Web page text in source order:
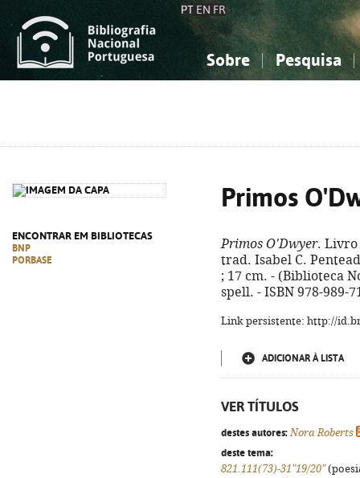
PT EN FR
Sobre Pesquisa
ENCONTRAR EM BIBLIOTECAS
BNP
PORBASE
Primos
Primos O'Dwyer. Livro
trad. Isabel C.
; 17 cm. - (Biblioteca
spell. - ISBN 978-989-
Link persistente: http://
ADICIONAR À LISTA
VER TÍTULOS
destes autores: Nora Roberts
deste tema:
821.111(73)-31"19/20"